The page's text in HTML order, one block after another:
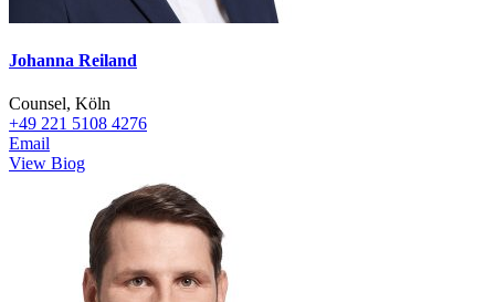
Johanna Reiland
Counsel, Köln
+49 221 5108 4276
Email
View Biog